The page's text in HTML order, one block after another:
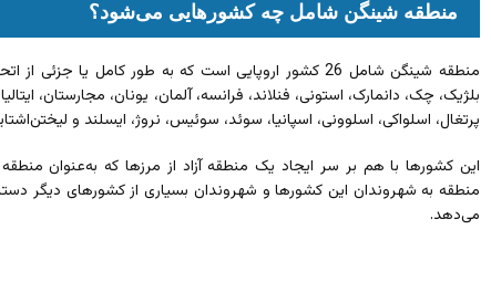
منطقه شینگن شامل چه کشورهایی می‌شود؟
منطقه شینگن شامل 26 کشور اروپایی است که به طور کامل یا
بلژیک، چک، دانمارک، استونی، فنلاند، فرانسه، آلمان، یونان، مجارستان،
پرتغال، اسلواکی، اسلوونی، اسپانیا، سوئد، سوئیس، نروژ، ایسلند و
این کشورها با هم بر سر ایجاد یک منطقه آزاد از مرزها که به‌عنوان
منطقه به شهروندان این کشورها و شهروندان بسیاری از کشورهای دیگر
می‌دهد.